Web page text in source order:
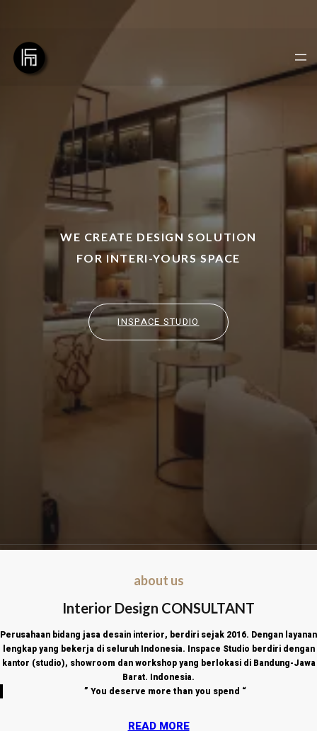
WE CREATE DESIGN SOLUTION
FOR INTERI-YOURS SPACE
INSPACE STUDIO
about us
Interior Design CONSULTANT
Perusahaan bidang jasa desain interior, berdiri sejak 2016. Dengan layanan
lengkap yang bekerja di seluruh Indonesia. Inspace Studio berdiri dengan
kantor (studio), showroom dan workshop yang berlokasi di Bandung-Jawa
Barat. Indonesia.
” You deserve more than you spend “
READ MORE